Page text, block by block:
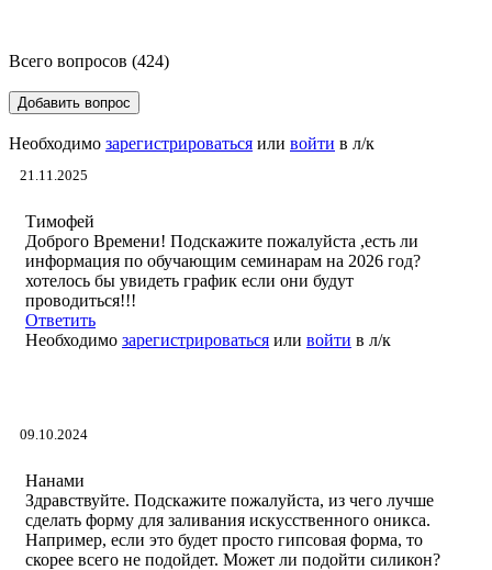
Всего вопросов (424)
Добавить вопрос
Необходимо зарегистрироваться или войти в л/к
21.11.2025
Тимофей
Доброго Времени! Подскажите пожалуйста ,есть ли
информация по обучающим семинарам на 2026 год?
хотелось бы увидеть график если они будут
проводиться!!!
Ответить
Необходимо зарегистрироваться или войти в л/к
09.10.2024
Нанами
Здравствуйте. Подскажите пожалуйста, из чего лучше
сделать форму для заливания искусственного оникса.
Например, если это будет просто гипсовая форма, то
скорее всего не подойдет. Может ли подойти силикон?